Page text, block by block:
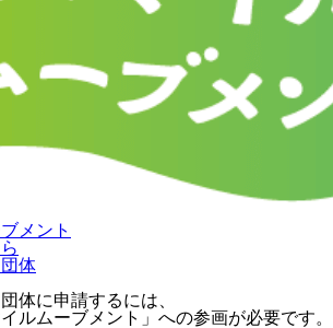
メント
体
体に申請するには、
ルムーブメント」への参画が必要です。